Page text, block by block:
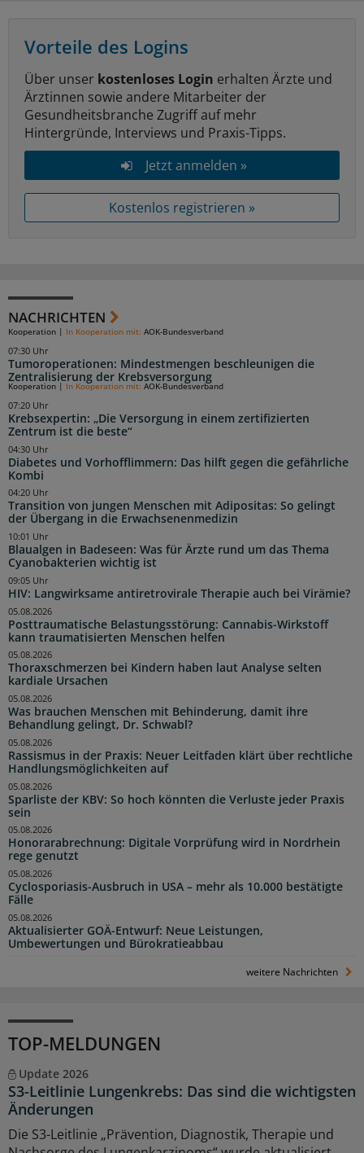
Vorteile des Logins
Über unser kostenloses Login erhalten Ärzte und
Ärztinnen sowie andere Mitarbeiter der
Gesundheitsbranche Zugriff auf mehr
Hintergründe, Interviews und Praxis-Tipps.
Jetzt anmelden »
Kostenlos registrieren »
NACHRICHTEN
Tumoroperationen: Mindestmengen beschleunigen die
Zentralisierung der Krebsversorgung
Kooperation In Kooperation mit: AOK-Bundesverband
07:30 Uhr
Krebsexpertin: „Die Versorgung in einem zertifizierten
Zentrum ist die beste“
Kooperation | In Kooperation mit: AOK-Bundesverband
07:20 Uhr
Diabetes und Vorhofflimmern: Das hilft gegen die gefährliche
Kombi
04:30 Uhr
Transition von jungen Menschen mit Adipositas: So gelingt
der Übergang in die Erwachsenenmedizin
04:20 Uhr
Blaualgen in Badeseen: Was für Ärzte rund um das Thema
Cyanobakterien wichtig ist
10:01 Uhr
HIV: Langwirksame antiretrovirale Therapie auch bei Virämie?
09:05 Uhr
Posttraumatische Belastungsstörung: Cannabis-Wirkstoff
kann traumatisierten Menschen helfen
05.08.2026
Thoraxschmerzen bei Kindern haben laut Analyse selten
kardiale Ursachen
05.08.2026
Was brauchen Menschen mit Behinderung, damit ihre
Behandlung gelingt, Dr. Schwabl?
05.08.2026
Rassismus in der Praxis: Neuer Leitfaden klärt über rechtliche
Handlungsmöglichkeiten auf
05.08.2026
Sparliste der KBV: So hoch könnten die Verluste jeder Praxis
sein
05.08.2026
Honorarabrechnung: Digitale Vorprüfung wird in Nordrhein
rege genutzt
05.08.2026
Cyclosporiasis-Ausbruch in USA – mehr als 10.000 bestätigte
Fälle
05.08.2026
Aktualisierter GOÄ-Entwurf: Neue Leistungen,
Umbewertungen und Bürokratieabbau
05.08.2026
weitere Nachrichten
TOP-MELDUNGEN
Update 2026
S3-Leitlinie Lungenkrebs: Das sind die wichtigsten
Änderungen
Die S3-Leitlinie „Prävention, Diagnostik, Therapie und